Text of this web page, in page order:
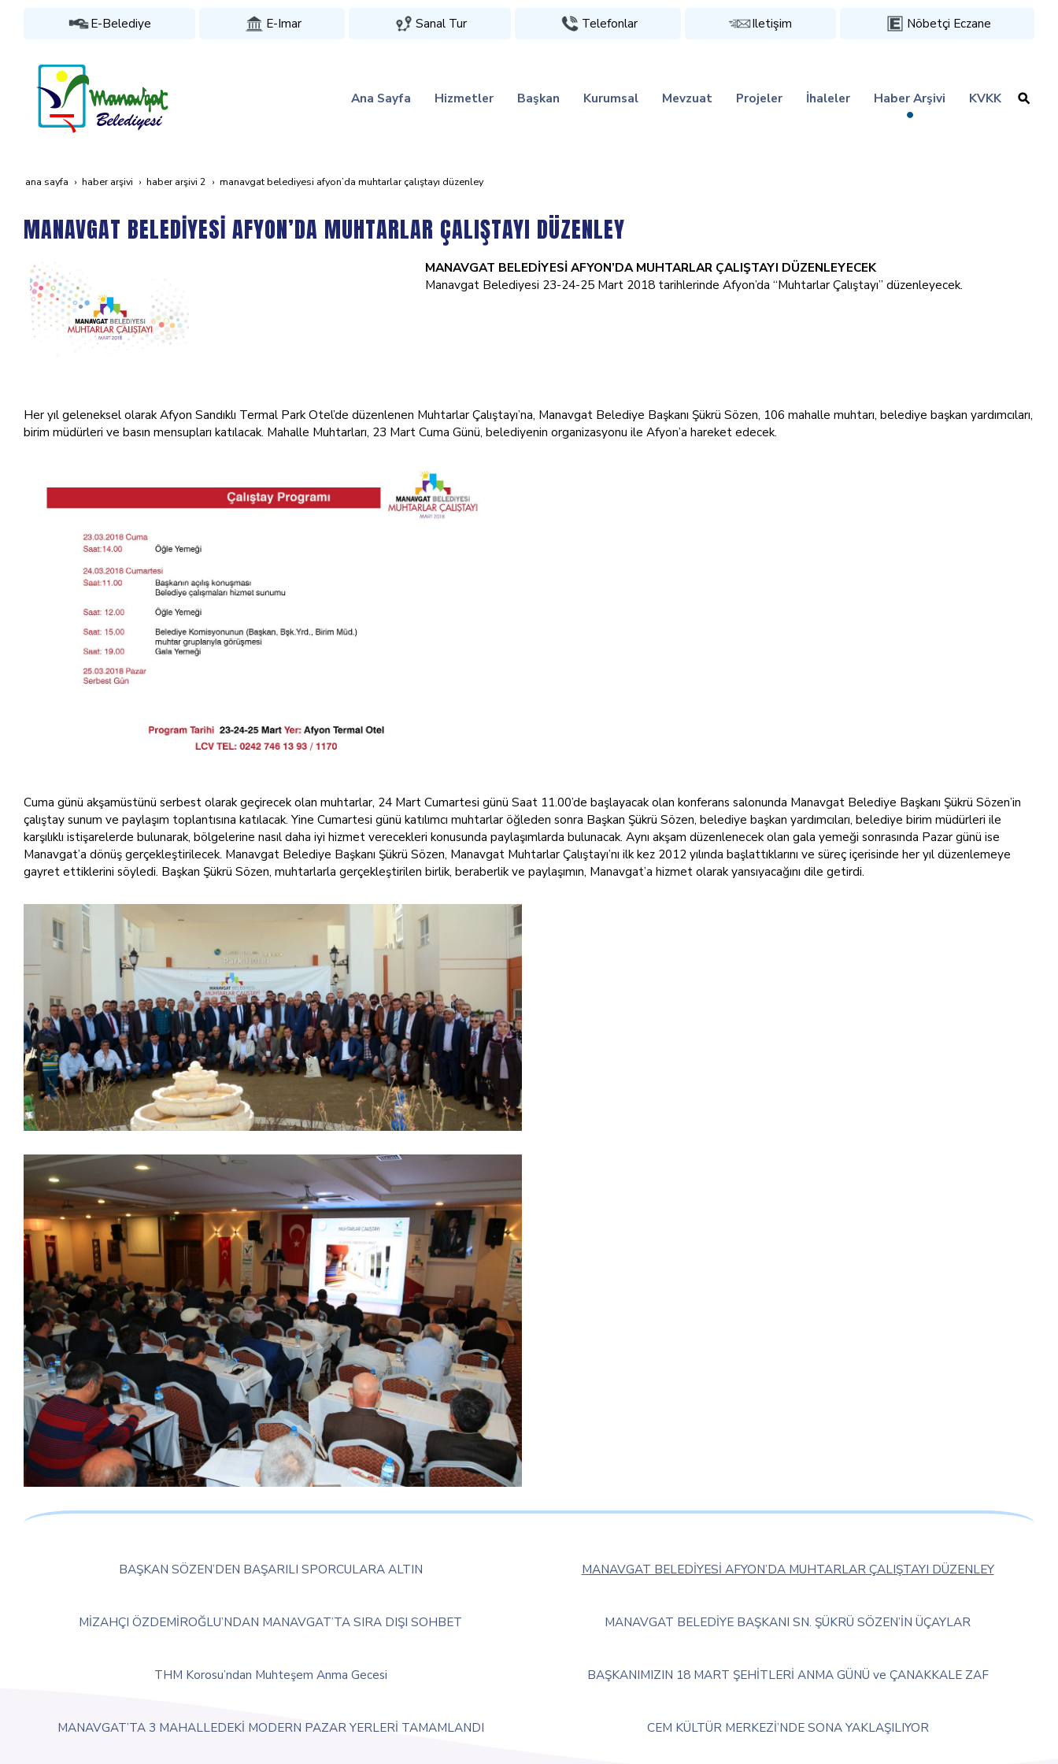
E-Belediye E-Imar Sanal Tur Telefonlar Iletişim Nöbetçi Eczane
Ana Sayfa Hizmetler Başkan Kurumsal Mevzuat Projeler İhaleler Haber Arşivi KVKK
ana sayfa haber arşivi haber arşivi 2 manavgat beledi̇yesi̇ afyon’da muhtarlar çaliştayi düzenley
MANAVGAT BELEDİYESİ AFYON’DA MUHTARLAR ÇALIŞTAYI DÜZENLEY
MANAVGAT BELEDİYESİ AFYON’DAMUHTARLAR ÇALIŞTAYI DÜZENLEYECEK
Manavgat Belediyesi 23-24-25 Mart 2018 tarihlerinde Afyon’da “Muhtarlar Çalıştayı” düzenleyecek.
Her yıl geleneksel olarak Afyon Sandıklı Termal Park Otel’de düzenlenen Muhtarlar Çalıştayı’na, Manavgat Belediye Başkanı Şükrü Sözen, 106 mahalle muhtarı, belediye başkan yardımcıları,
birim müdürleri ve basın mensupları katılacak. Mahalle Muhtarları, 23 Mart Cuma Günü, belediyenin organizasyonu ile Afyon’a hareket edecek.
Cuma günü akşamüstünü serbest olarak geçirecek olan muhtarlar, 24 Mart Cumartesi günü Saat 11.00’de başlayacak olan konferans salonunda Manavgat Belediye Başkanı Şükrü Sözen’in
çalıştay sunum ve paylaşım toplantısına katılacak. Yine Cumartesi günü katılımcı muhtarlar öğleden sonra Başkan Şükrü Sözen, belediye başkan yardımcıları, belediye birim müdürleri ile
karşılıklı istişarelerde bulunarak, bölgelerine nasıl daha iyi hizmet verecekleri konusunda paylaşımlarda bulunacak. Aynı akşam düzenlenecek olan gala yemeği sonrasında Pazar günü ise
Manavgat’a dönüş gerçekleştirilecek. Manavgat Belediye Başkanı Şükrü Sözen, Manavgat Muhtarlar Çalıştayı’nı ilk kez 2012 yılında başlattıklarını ve süreç içerisinde her yıl düzenlemeye
gayret ettiklerini söyledi. Başkan Şükrü Sözen, muhtarlarla gerçekleştirilen birlik, beraberlik ve paylaşımın, Manavgat’a hizmet olarak yansıyacağını dile getirdi.
BAŞKAN SÖZEN’DEN BAŞARILI SPORCULARA ALTIN MANAVGAT BELEDİYESİ AFYON’DA MUHTARLAR ÇALIŞTAYI DÜZENLEY
MİZAHÇI ÖZDEMİROĞLU’NDAN MANAVGAT’TA SIRA DIŞI SOHBET MANAVGAT BELEDİYE BAŞKANI SN. ŞÜKRÜ SÖZEN’İN ÜÇAYLAR
THM Korosu’ndan Muhteşem Anma Gecesi BAŞKANIMIZIN 18 MART ŞEHİTLERİ ANMA GÜNÜ ve ÇANAKKALE ZAF
MANAVGAT’TA 3 MAHALLEDEKİ MODERN PAZAR YERLERİ TAMAMLANDI CEM KÜLTÜR MERKEZİ’NDE SONA YAKLAŞILIYOR